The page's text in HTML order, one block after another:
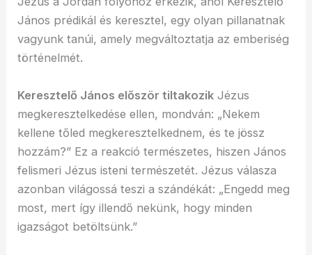
János prédikál és keresztel, egy olyan pillanatnak
vagyunk tanúi, amely megváltoztatja az emberiség
történelmét.
Keresztelő János először tiltakozik Jézus
megkeresztelkedése ellen, mondván: „Nekem
kellene tőled megkeresztelkednem, és te jössz
hozzám?” Ez a reakció természetes, hiszen János
felismeri Jézus isteni természetét. Jézus válasza
azonban világossá teszi a szándékát: „Engedd meg
most, mert így illendő nekünk, hogy minden
igazságot betöltsünk.”